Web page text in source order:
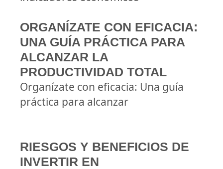
ORGANÍZATE CON EFICACIA:
UNA GUÍA PRÁCTICA PARA
ALCANZAR LA
PRODUCTIVIDAD TOTAL
Organízate con eficacia: Una guía
práctica para alcanzar
RIESGOS Y BENEFICIOS DE
INVERTIR EN